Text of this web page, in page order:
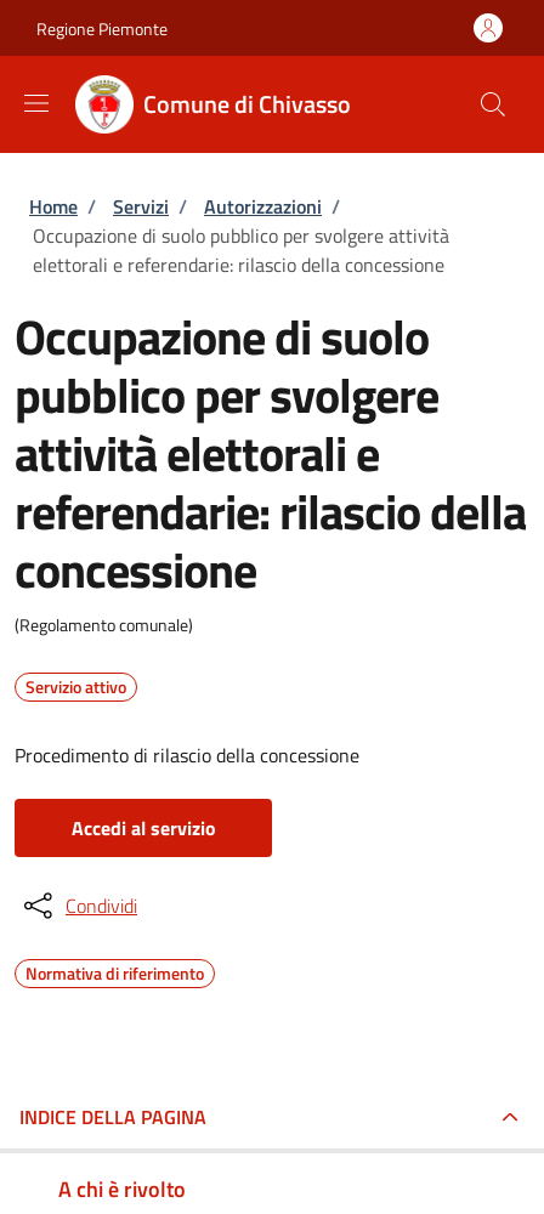
Regione Piemonte
Comune di Chivasso
Briciole di pane
Home / Servizi / Autorizzazioni /
Occupazione di suolo pubblico per svolgere attività
elettorali e referendarie: rilascio della concessione
Occupazione di suolo
pubblico per svolgere
attività elettorali e
referendarie: rilascio della
concessione
(Regolamento comunale)
Servizio attivo
Procedimento di rilascio della concessione
Accedi al servizio
Condividi
Normativa di riferimento
INDICE DELLA PAGINA
A chi è rivolto